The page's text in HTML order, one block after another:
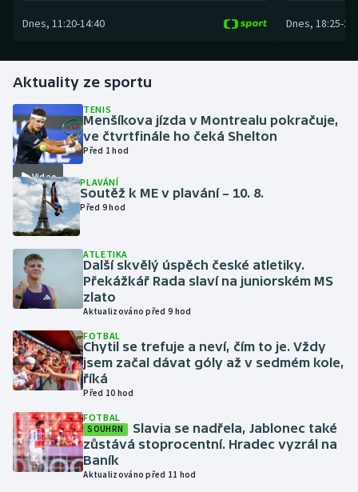
Biatlon
Boby a skeleton
Box
Curling
Cyklistika
Dostihy
Florbal
Futsal
Golf
Gymnastika
Házená
Jezdectví
AZ kvíz
Dnes, 11:20-14:40 Dnes, 18:25-
Aktuality ze sportu
Video
TENIS
Menšíkova jízda v Montrealu pokračuje,
ve čtvrtfinále ho čeká Shelton
Před 1 hod
PLAVÁNÍ
Soutěž k ME v plavání – 10. 8.
Před 9 hod
ATLETIKA
Další skvělý úspěch české atletiky.
Překážkář Rada slaví na juniorském MS
zlato
Aktualizováno před 9 hod
FOTBAL
Chytil se trefuje a neví, čím to je. Vždy
jsem začal dávat góly až v sedmém kole,
říká
Před 10 hod
FOTBAL
SOUHRN
Slavia se nadřela, Jablonec také
zůstává stoprocentní. Hradec vyzrál na
Baník
Aktualizováno před 11 hod